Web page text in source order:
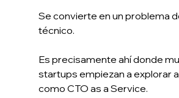
Se convierte en un problema
técnico.
Es precisamente ahí donde
startups empiezan a explorar
como CTO as a Service.